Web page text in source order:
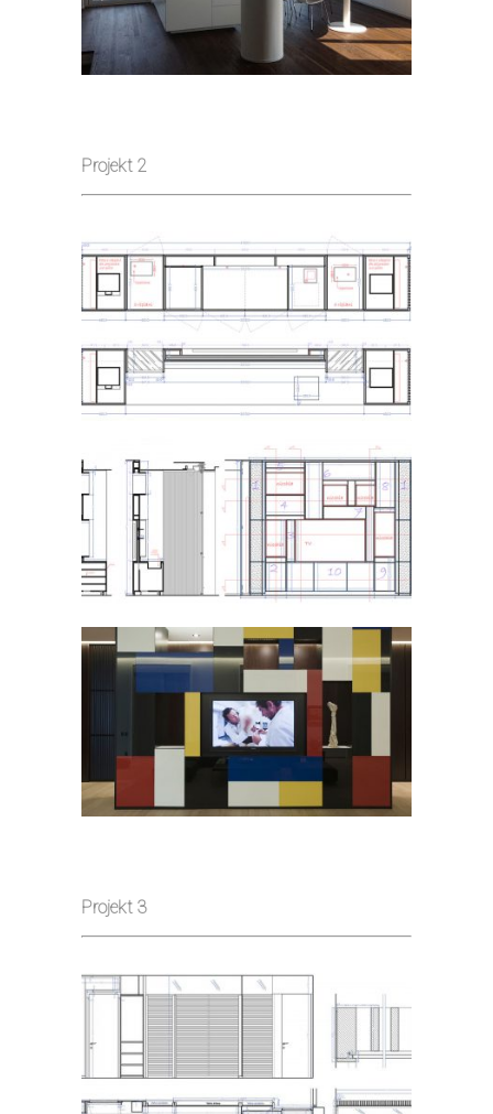
Projekt 2
Projekt 3